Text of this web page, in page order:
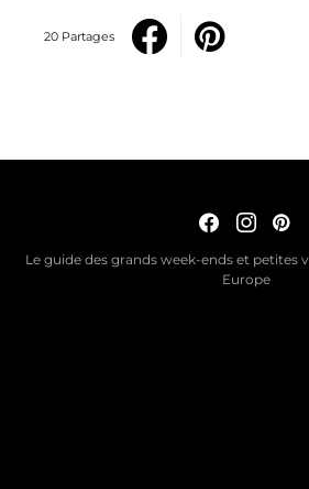
20 Partages
Le guide des grands week-ends et petites
Europe